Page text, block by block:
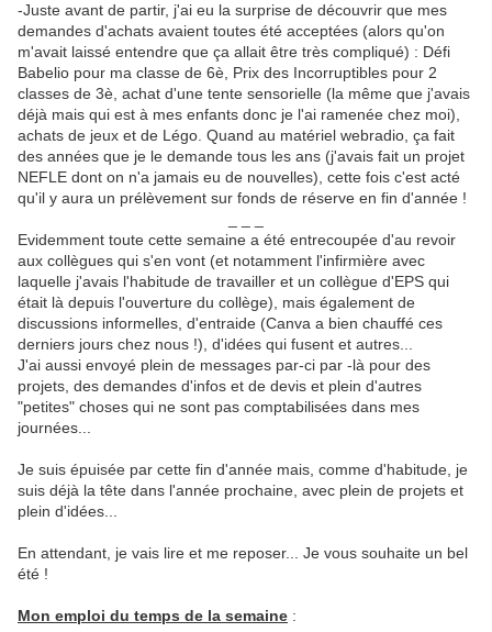
-Juste avant de partir, j'ai eu la surprise de découvrir que mes
demandes d'achats avaient toutes été acceptées (alors qu'on
m'avait laissé entendre que ça allait être très compliqué) : Défi
Babelio pour ma classe de 6è, Prix des Incorruptibles pour 2
classes de 3è, achat d'une tente sensorielle (la même que j'avais
déjà mais qui est à mes enfants donc je l'ai ramenée chez moi),
achats de jeux et de Légo. Quand au matériel webradio, ça fait
des années que je le demande tous les ans (j'avais fait un projet
NEFLE dont on n'a jamais eu de nouvelles), cette fois c'est acté
qu'il y aura un prélèvement sur fonds de réserve en fin d'année !
Evidemment toute cette semaine a été entrecoupée d'au revoir
aux collègues qui s'en vont (et notamment l'infirmière avec
laquelle j'avais l'habitude de travailler et un collègue d'EPS qui
était là depuis l'ouverture du collège), mais également de
discussions informelles, d'entraide (Canva a bien chauffé ces
derniers jours chez nous !), d'idées qui fusent et autres...
J'ai aussi envoyé plein de messages par-ci par -là pour des
projets, des demandes d'infos et de devis et plein d'autres
"petites" choses qui ne sont pas comptabilisées dans mes
journées...
Je suis épuisée par cette fin d'année mais, comme d'habitude, je
suis déjà la tête dans l'année prochaine, avec plein de projets et
plein d'idées...
En attendant, je vais lire et me reposer... Je vous souhaite un bel
été !
Mon emploi du temps de la semaine :